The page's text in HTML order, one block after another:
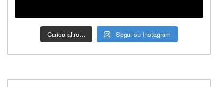
Carica altro… Segui su Instagram